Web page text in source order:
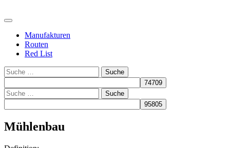
Manufakturen
Routen
Red List
Suche
Suche
Mühlenbau